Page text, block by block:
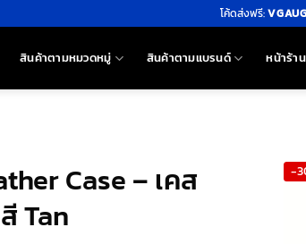
โค้ดส่งฟรี:
สินค้าตามหมวดหมู่ สินค้าตามแบรนด์ หน้าร้า
Case – เคส
Tan
-